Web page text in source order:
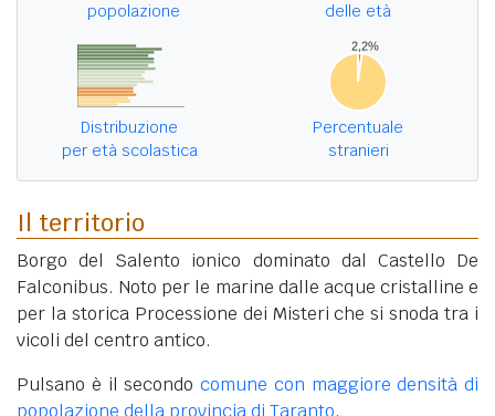
popolazione
delle età
Distribuzione
per età scolastica
Percentuale
stranieri
Il territorio
Borgo del Salento ionico dominato dal Castello De
Falconibus. Noto per le marine dalle acque cristalline e
per la storica Processione dei Misteri che si snoda tra i
vicoli del centro antico.
Pulsano è il secondo comune con maggiore densità di